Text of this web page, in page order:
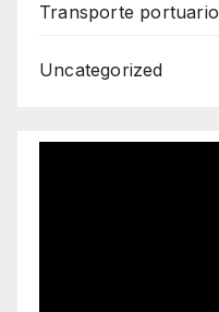
Transporte portuario
Uncategorized